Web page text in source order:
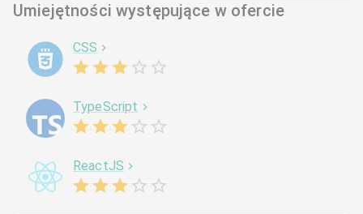
Umiejętności występujące w ofercie
CSS
TypeScript
ReactJS